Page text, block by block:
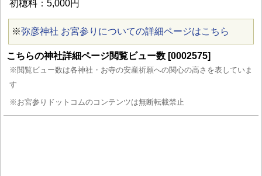
初穂料：5,000円
※弥彦神社 お宮参りについての詳細ページはこちら
こちらの神社詳細ページ閲覧ビュー数 [0002575]
※閲覧ビュー数は各神社・お寺の安産祈願への関心の高さを表していま
す
※お宮参りドットコムのコンテンツは無断転載禁止